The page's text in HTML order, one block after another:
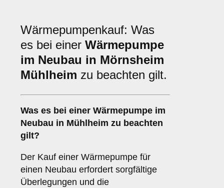
Wärmepumpenkauf: Was
es bei einer Wärmepumpe
im Neubau in Mörnsheim
Mühlheim zu beachten gilt.
Was es bei einer Wärmepumpe im
Neubau in Mühlheim zu beachten
gilt?
Der Kauf einer Wärmepumpe für
einen Neubau erfordert sorgfältige
Überlegungen und die